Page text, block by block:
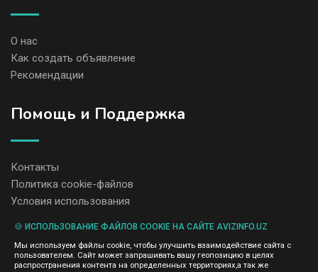
О нас
Как создать объявление
Рекомендации
Помощь и Поддержка
Контакты
Политика cookie-файлов
Условия использования
содержание размещенных объявлений.
Мы ценим конфиденциальность наших пользователей. Мы не
передаем и не продаем личную информацию зарегистрированных
🍪 ИСПОЛЬЗОВАНИЕ ФАЙЛОВ COOKIE НА САЙТЕ AVIZINFO.UZ
Мы используем файлы cookie, чтобы улучшить взаимодействие сайта с
пользователем. Сайт может запрашивать вашу геопозицию в целях
распространения контента на определенных территориях,а так же